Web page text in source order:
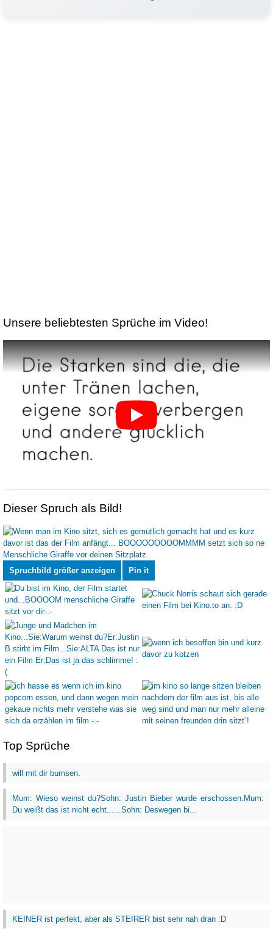
Unsere beliebtesten Sprüche im Video!
Dieser Spruch als Bild!
Spruchbild größer anzeigen Pin it
Top Sprüche
will mit dir bumsen.
Mum: Wieso weinst du?Sohn: Justin Bieber wurde erschossen.Mum:
Du weißt das ist nicht echt......Sohn: Deswegen bi...
KEINER ist perfekt, aber als STEIRER bist sehr nah dran :D